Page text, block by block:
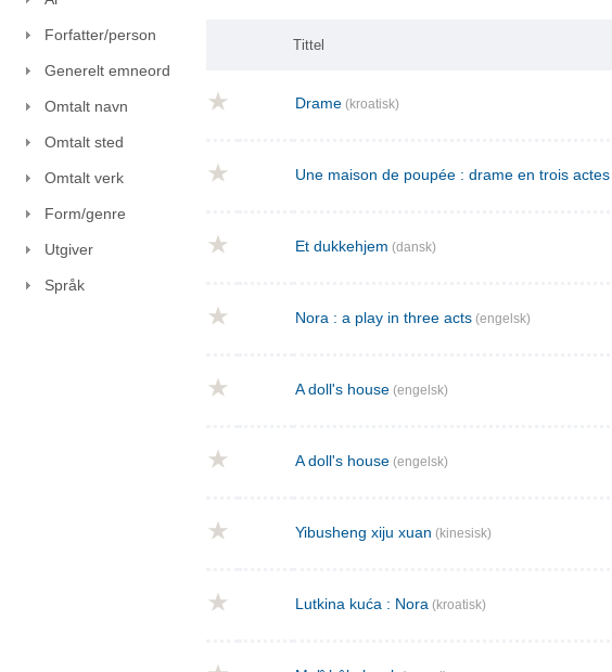
Forfatter/person
Generelt emneord
Omtalt navn
Omtalt sted
Omtalt verk
Form/genre
Utgiver
Språk
Tittel
Drame (kroatisk)
Une maison de poupée : drame en trois actes
Et dukkehjem (dansk)
Nora : a play in three acts (engelsk)
A doll's house (engelsk)
A doll's house (engelsk)
Yibusheng xiju xuan (kinesisk)
Lutkina kuća : Nora (kroatisk)